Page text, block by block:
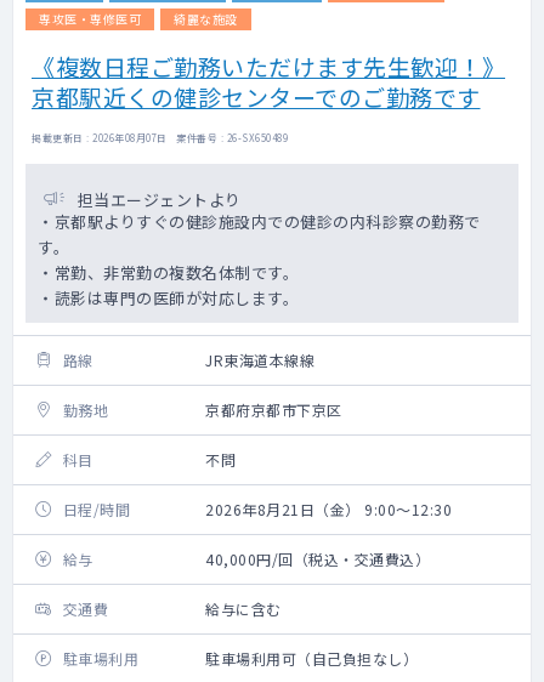
専攻医・専修医可 綺麗な施設
《複数日程ご勤務いただけます先生歓迎！》
京都駅近くの健診センターでのご勤務です
掲載更新日 : 2026年08月07日 案件番号 : 26-SX650489
担当エージェントより
・京都駅よりすぐの健診施設内での健診の内科診察の勤務で
す。
・常勤、非常勤の複数名体制です。
・読影は専門の医師が対応します。
路線 JR東海道本線線
勤務地 京都府京都市下京区
科目 不問
日程/時間 2026年8月21日（金） 9:00～12:30
給与 40,000円/回（税込・交通費込）
交通費 給与に含む
駐車場利用 駐車場利用可（自己負担なし）